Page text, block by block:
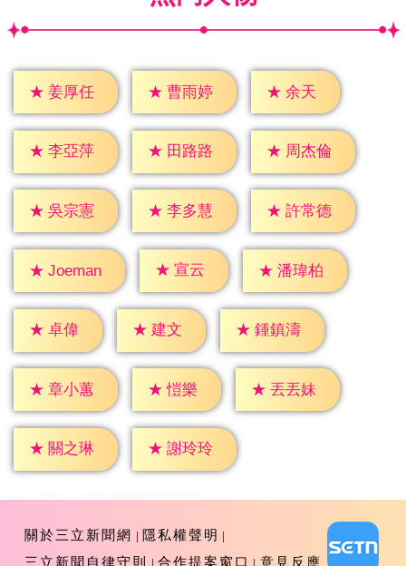
★ 姜厚任 ★ 曹雨婷 ★ 余天
★ 李亞萍 ★ 田路路 ★ 周杰倫
★ 吳宗憲 ★ 李多慧 ★ 許常德
★ Joeman ★ 宣云 ★ 潘瑋柏
★ 卓偉 ★ 建文 ★ 鍾鎮濤
★ 章小蕙 ★ 愷樂 ★ 丟丟妹
★ 關之琳 ★ 謝玲玲
關於三立新聞網
隱私權聲明
三立新聞自律守則
合作提案窗口 意見反應